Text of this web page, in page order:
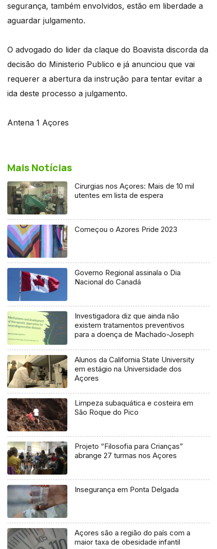
segurança, também envolvidos, estão em liberdade a
aguardar julgamento.
O advogado do lider da claque do Boavista discorda da
decisão do Ministerio Publico e já anunciou que vai
requerer a abertura da instrução para tentar evitar a
ida deste processo a julgamento.
Antena 1 Açores
Mais Notícias
Cirurgias nos Açores: Mais de 10 mil
utentes em lista de espera
Começou o Azores Pride 2023
Governo Regional assinala o Dia
Nacional do Canadá
Investigadora diz que ainda não
existem tratamentos preventivos
para a doença de Machado-Joseph
Alunos da California State University
em estágio na Universidade dos
Açores
Limpeza subaquática e costeira em
São Roque do Pico
Projeto “Filosofia para Crianças”
abrange 27 turmas nos Açores
Insegurança em Ponta Delgada
Açores são a região do país com a
maior taxa de obesidade infantil